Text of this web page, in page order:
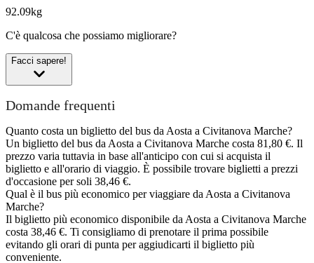
92.09kg
C'è qualcosa che possiamo migliorare?
Facci sapere!
Domande frequenti
Quanto costa un biglietto del bus da Aosta a Civitanova Marche?
Un biglietto del bus da Aosta a Civitanova Marche costa 81,80 €. Il
prezzo varia tuttavia in base all'anticipo con cui si acquista il
biglietto e all'orario di viaggio. È possibile trovare biglietti a prezzi
d'occasione per soli 38,46 €.
Qual è il bus più economico per viaggiare da Aosta a Civitanova
Marche?
Il biglietto più economico disponibile da Aosta a Civitanova Marche
costa 38,46 €. Ti consigliamo di prenotare il prima possibile
evitando gli orari di punta per aggiudicarti il biglietto più
conveniente.